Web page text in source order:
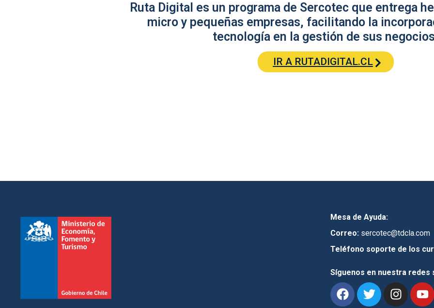
Ruta Digital es un programa de Sercotec que entrega
micro y pequeñas empresas, facilitando la
tecnología en la gestión de sus
IR A RUTADIGITAL.CL
Mesa de Ayuda:
Correo: sercotec@tdcla.com
Teléfono soporte de los
Síguenos en nuestra redes